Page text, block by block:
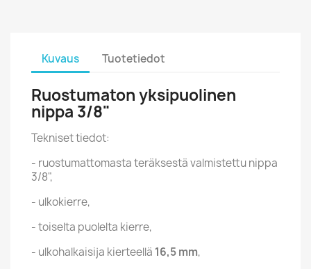
Kuvaus Tuotetiedot
Ruostumaton yksipuolinen
nippa 3/8"
Tekniset tiedot:
- ruostumattomasta teräksestä valmistettu nippa
3/8",
- ulkokierre,
- toiselta puolelta kierre,
- ulkohalkaisija kierteellä 16,5 mm,